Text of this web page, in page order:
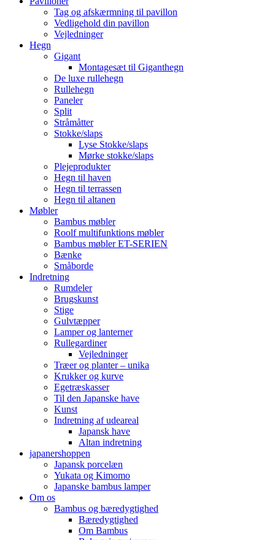
Tag og afskærmning til pavillon
Vedligehold din pavillon
Vejledninger
Hegn
Gigant
Montagesæt til Giganthegn
De luxe rullehegn
Rullehegn
Paneler
Split
Stråmåtter
Stokke/slaps
Lyse Stokke/slaps
Mørke stokke/slaps
Plejeprodukter
Hegn til haven
Hegn til terrassen
Hegn til altanen
Møbler
Bambus møbler
Roolf multifunktions møbler
Bambus møbler ET-SERIEN
Bænke
Småborde
Indretning
Rumdeler
Brugskunst
Stige
Gulvtæpper
Lamper og lanterner
Rullegardiner
Vejledninger
Træer og planter – unika
Krukker og kurve
Egetræskasser
Til den Japanske have
Kunst
Indretning af udeareal
Japansk have
Altan indretning
japanershoppen
Japansk porcelæn
Yukata og Kimomo
Japanske bambus lamper
Om os
Bambus og bæredygtighed
Bæredygtighed
Om Bambus